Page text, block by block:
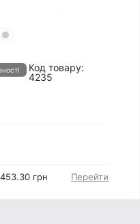
Код товару:
4235
453.30 грн Перейти